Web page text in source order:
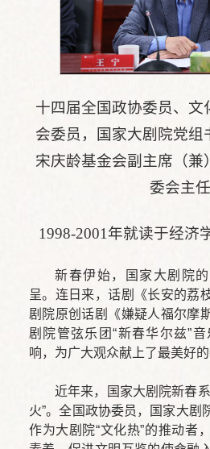
十四届全国政协委员、文
会委员，国家大剧院党组
宋庆龄基金会副主席（兼
委会主任
1998-2001年就读于经济
新春伊始，国家大剧院
呈。连日来，话剧《长安的荔
剧院原创话剧《嫌疑人福尔摩
剧院管弦乐团“新春华尔兹”
响，为广大观众献上了最美好的
近年来，国家大剧院新春
火”。全国政协委员，国家大剧
作为大剧院“文化热”的推动者